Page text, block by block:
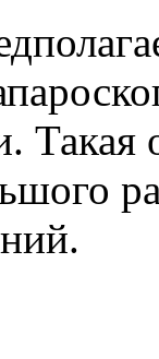
Такая